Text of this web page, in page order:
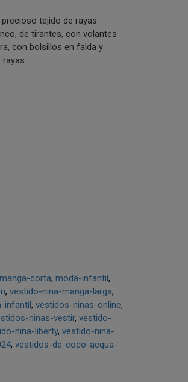
tejido de rayas
de tirantes, con volantes
con bolsillos en falda y
corta moda-infantil
vestido-nina-manga-larga
infantil vestidos-ninas-online
ninas-vestir vestido-
nina-liberty vestido-nina-
vestidos-de-coco-acqua-